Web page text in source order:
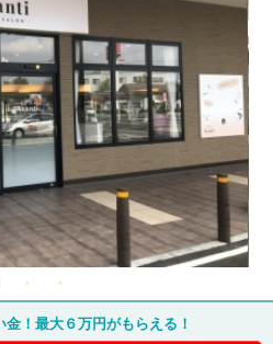
！最大６万円がもらえる！